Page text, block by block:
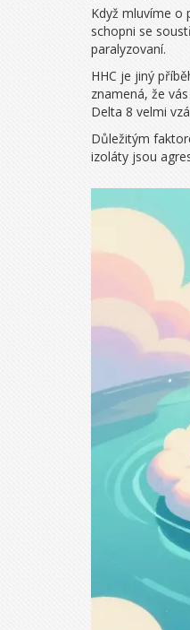
Když mluvíme o
schopni se
paralyzovaní.
HHC je jiný
znamená, že
Delta 8 velmi
Důležitým
izoláty jsou